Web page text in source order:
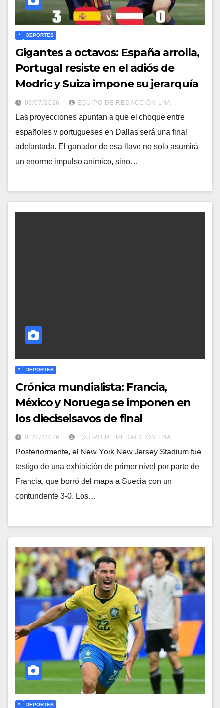
* DEPORTES
Gigantes a octavos: España arrolla,
Portugal resiste en el adiós de
Modric y Suiza impone su jerarquía
03/07/2026 EQUIPO DE REDACCIÓN LNA
​Las proyecciones apuntan a que el choque entre
españoles y portugueses en Dallas será una final
adelantada. El ganador de esa llave no solo asumirá
un enorme impulso anímico, sino…
* DEPORTES
Crónica mundialista: Francia,
México y Noruega se imponen en
los dieciseisavos de final
01/07/2026 EQUIPO DE REDACCIÓN LNA
​Posteriormente, el New York New Jersey Stadium fue
testigo de una exhibición de primer nivel por parte de
Francia, que borró del mapa a Suecia con un
contundente 3-0. Los…
* DEPORTES